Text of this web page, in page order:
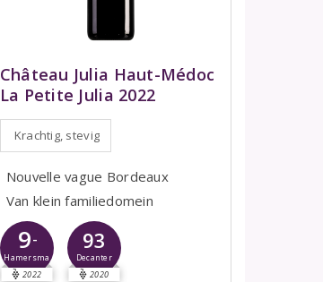
Château Julia Haut-Médoc
La Petite Julia 2022
Krachtig, stevig
Nouvelle vague Bordeaux
Van klein familiedomein
9-
Hamersma
2022
93
Decanter
2020